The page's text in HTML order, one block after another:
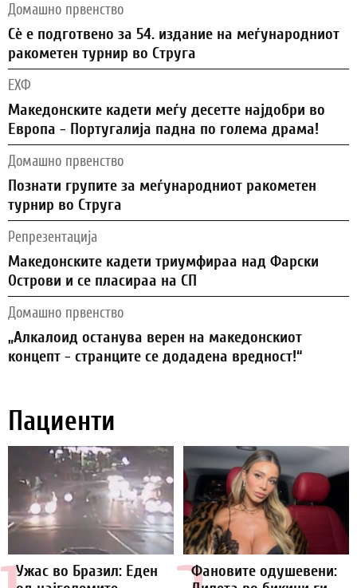
Домашно првенство
Сѐ е подготвено за 54. издание на меѓународниот
ракометен турнир во Струга
ЕХФ
Македонските кадети меѓу десетте најдобри во
Европа - Португалија падна по голема драма!
Домашно првенство
Познати групите за меѓународниот ракометен
турнир во Струга
Репрезентација
Македонските кадети триумфираа над Фарски
Острови и се пласираа на СП
Домашно првенство
„Алкалоид останува верен на македонскиот
концепт - странците се додадена вредност!“
Пациенти
Ужас во Бразил: Еден
Фановите одушевени: